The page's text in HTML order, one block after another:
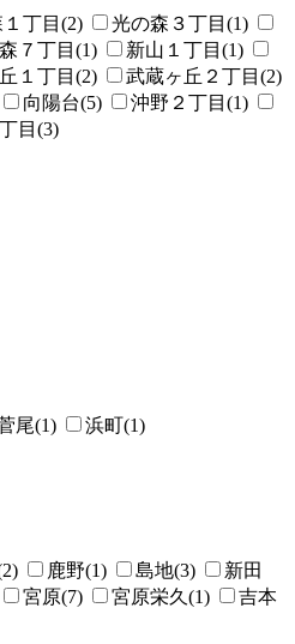
丁目(2)
光の森３丁目(1)
７丁目(1)
新山１丁目(1)
１丁目(2)
武蔵ヶ丘２丁目(2)
向陽台(5)
沖野２丁目(1)
目(3)
尾(1) 浜町(1)
鹿野(1) 島地(3)
新田
宮原(7) 宮原栄久(1)
吉本